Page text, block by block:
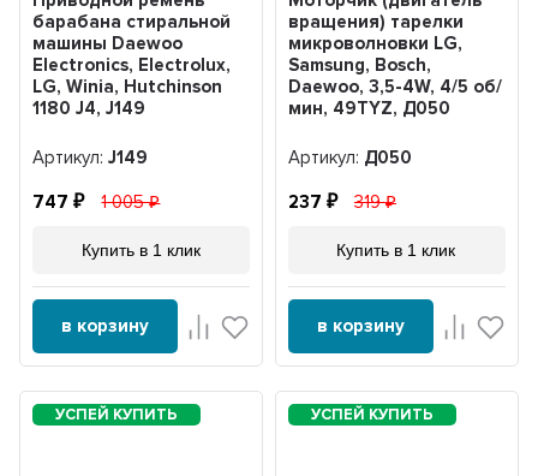
барабана стиральной
машины Daewoo
Electronics, Electrolux,
LG, Winia, Hutchinson
1180 J4, J149
Артикул:J149
747 1 005
Купить в 1 клик
в корзину
вращения) тарелки
микроволновки LG,
Samsung, Bosch,
Daewoo, 3,5-4W, 4/5 об/
мин, 49TYZ, Д050
Артикул: Д050
237 319
Купить в 1 клик
в корзину